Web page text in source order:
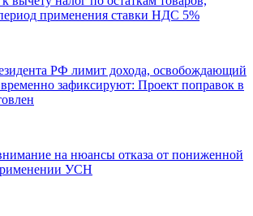
применения ставки НДС 5%
РФ лимит дохода, освобождающий
зафиксируют: Проект поправок в
на нюансы отказа от пониженной
УСН